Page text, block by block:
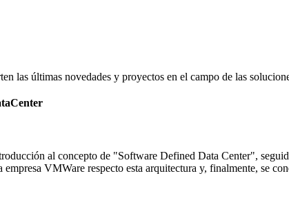
las últimas novedades y proyectos en el campo de las
al concepto de "Software Defined Data Center",
empresa VMWare respecto esta arquitectura y, finalmente, se